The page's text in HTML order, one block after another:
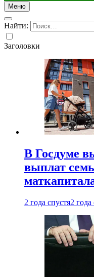
Меню
Найти:
Заголовки
В Госдуме
выплат
2 года спустя2 года